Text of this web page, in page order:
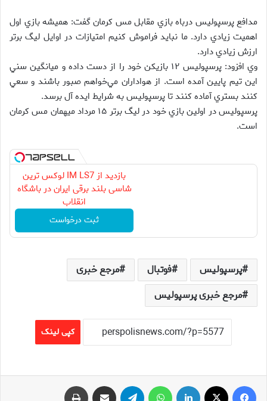
مدافع پرسپوليس درباه بازي مقابل مس كرمان گفت: هميشه بازي اول
اهميت زيادي دارد. ما نبايد فراموش كنيم امتيازات در اوايل ليگ برتر
ارزش زيادي دارد.
وي افزود: پرسپوليس ۱۲ بازيكن خود را از دست داده و ميانگين سني
اين تيم پايين آمده است. از هواداران مي‌خواهم صبور باشند و سعي
كنند بستري آماده كنند تا پرسپوليس به شرايط ايده آل برسد.
پرسپوليس در اولين بازي خود در ليگ برتر ۱۵ مرداد ميهمان مس كرمان
است.
بازدید از IM LS7 لوکس ترین
شاسی بلند برقی ایران در باشگاه
انقلاب
ثبت درخواست
پرسپولیس فوتبال
مرجع خبری
مرجع خبری پرسپولیس
کپی لینک
فیس بوک لینکدین تلگرام اشتراک گذاری از طریق ایمیل